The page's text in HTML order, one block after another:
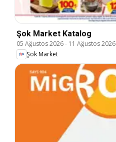
Şok Market Katalog
05 Ağustos 2026- 11 Ağustos 2026
Şok Market